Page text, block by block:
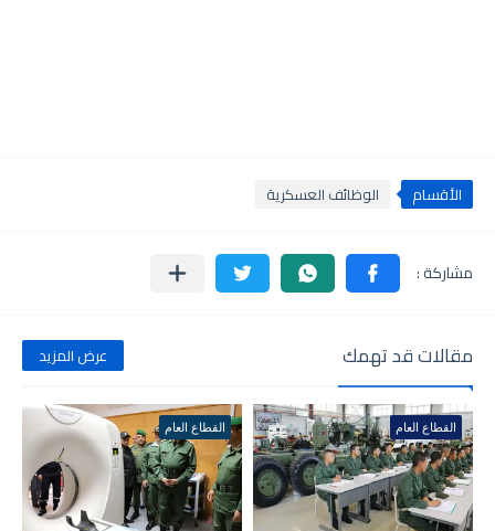
الأقسام الوظائف العسكرية
مقالات قد تهمك عرض المزيد
القطاع العام القطاع العام